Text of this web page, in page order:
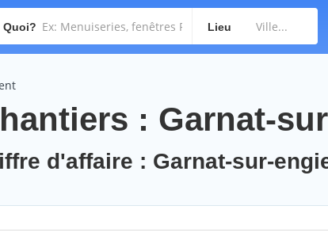
Quoi? Lieu
: Garnat-
d'affaire : Garnat-sur-